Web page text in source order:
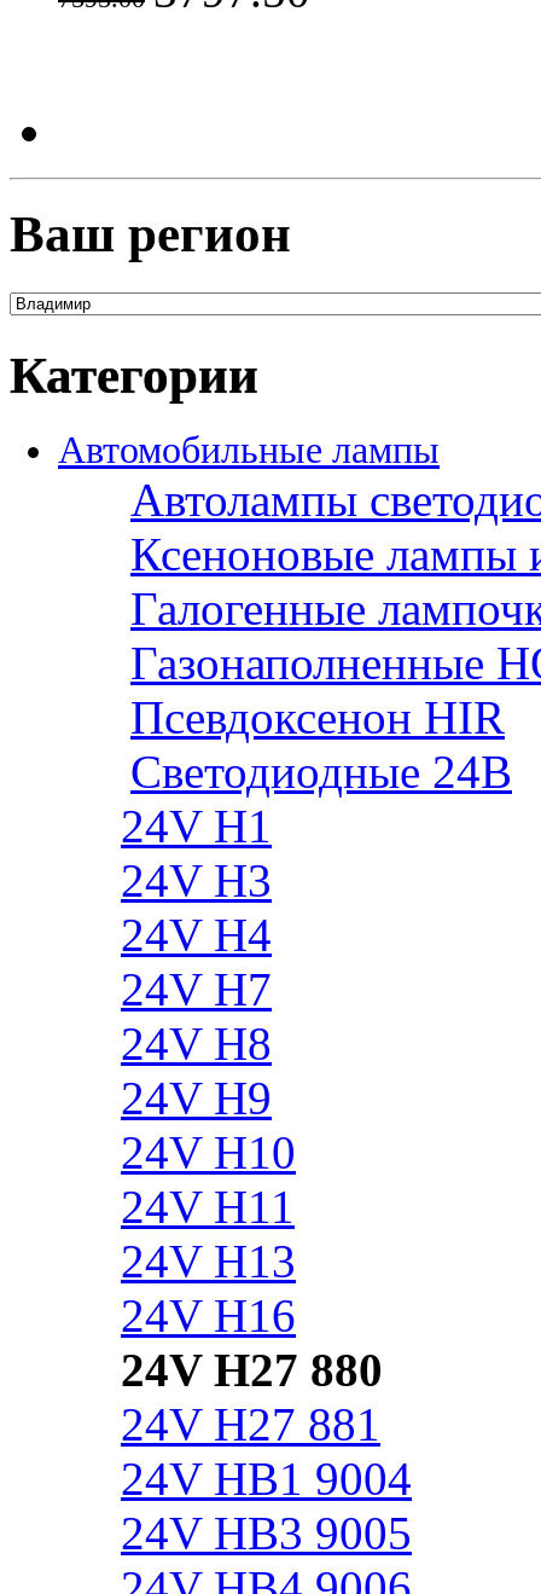
Ваш регион
Категории
Автомобильные лампы
Автолампы
Ксеноновые лампы
Галогенные
Газонаполненные
Псевдоксенон HIR
Cветодиодные 24B
24V H1
24V H3
24V H4
24V H7
24V H8
24V H9
24V H10
24V H11
24V H13
24V H16
24V H27 880
24V H27 881
24V HB1 9004
24V HB3 9005